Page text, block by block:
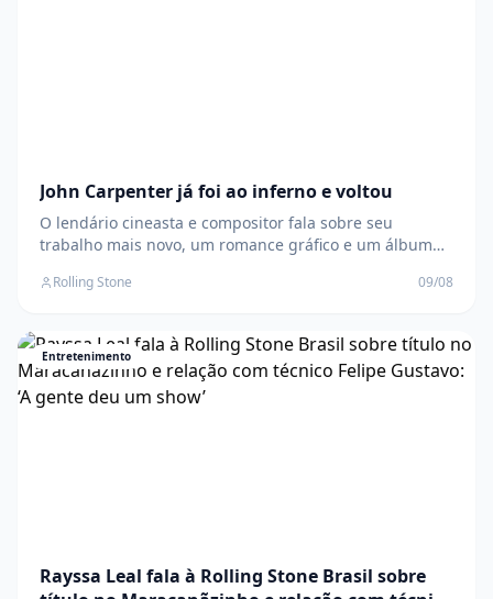
John Carpenter já foi ao inferno e voltou
O lendário cineasta e compositor fala sobre seu
trabalho mais novo, um romance gráfico e um álbum
carreira no horror O post John Carpenter já foi ao
Brasil .
Rolling Stone 09/08
Entretenimento
Rayssa Leal fala à Rolling Stone Brasil sobre